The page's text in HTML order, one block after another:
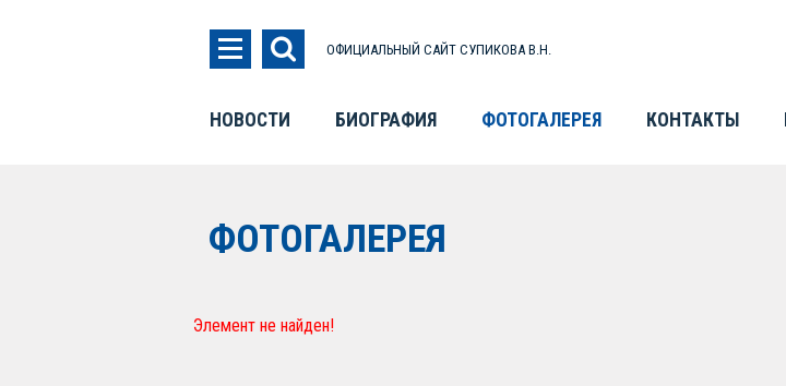
ОФИЦИАЛЬНЫЙ САЙТ СУПИКОВА В.Н.
НОВОСТИ БИОГРАФИЯ ФОТОГАЛЕРЕЯ КОНТАКТЫ
ФОТОГАЛЕРЕЯ
Элемент не найден!